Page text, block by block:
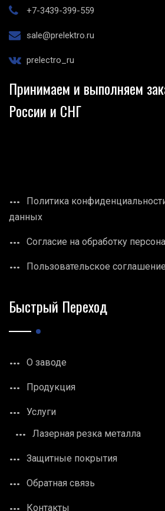
+7-3439-399-559
sale@prelektro.ru
prelectro_ru
Принимаем и выполняем
России и СНГ
Политика
данных
Согласие на обработку
Пользовательское соглашение
Быстрый Переход
О заводе
Продукция
Услуги
Лазерная резка металла
Защитные покрытия
Обратная связь
Контакты